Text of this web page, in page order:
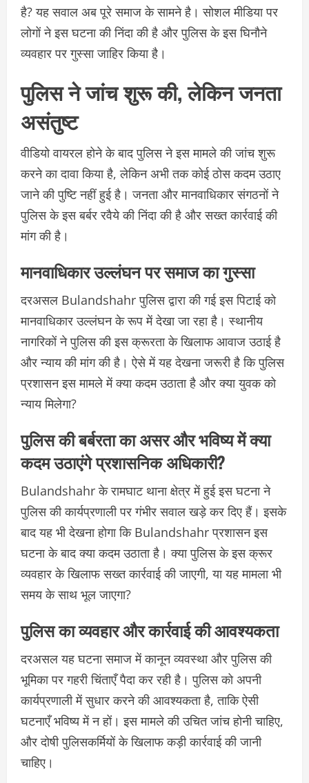
है? यह सवाल अब पूरे समाज के सामने है। सोशल मीडिया पर
लोगों ने इस घटना की निंदा की है और पुलिस के इस घिनौने
व्यवहार पर गुस्सा जाहिर किया है।
पुलिस ने जांच शुरू की, लेकिन जनता
असंतुष्ट
वीडियो वायरल होने के बाद पुलिस ने इस मामले की जांच शुरू
करने का दावा किया है, लेकिन अभी तक कोई ठोस कदम उठाए
जाने की पुष्टि नहीं हुई है। जनता और मानवाधिकार संगठनों ने
पुलिस के इस बर्बर रवैये की निंदा की है और सख्त कार्रवाई की
मांग की है।
मानवाधिकार उल्लंघन पर समाज का गुस्सा
दरअसल Bulandshahr पुलिस द्वारा की गई इस पिटाई को
मानवाधिकार उल्लंघन के रूप में देखा जा रहा है। स्थानीय
नागरिकों ने पुलिस की इस क्रूरता के खिलाफ आवाज उठाई है
और न्याय की मांग की है। ऐसे में यह देखना जरूरी है कि पुलिस
प्रशासन इस मामले में क्या कदम उठाता है और क्या युवक को
न्याय मिलेगा?
पुलिस की बर्बरता का असर और भविष्य में क्या
कदम उठाएंगे प्रशासनिक अधिकारी?
Bulandshahr के रामघाट थाना क्षेत्र में हुई इस घटना ने
पुलिस की कार्यप्रणाली पर गंभीर सवाल खड़े कर दिए हैं। इसके
बाद यह भी देखना होगा कि Bulandshahr प्रशासन इस
घटना के बाद क्या कदम उठाता है। क्या पुलिस के इस क्रूर
व्यवहार के खिलाफ सख्त कार्रवाई की जाएगी, या यह मामला भी
समय के साथ भूल जाएगा?
पुलिस का व्यवहार और कार्रवाई की आवश्यकता
दरअसल यह घटना समाज में कानून व्यवस्था और पुलिस की
भूमिका पर गहरी चिंताएँ पैदा कर रही है। पुलिस को अपनी
कार्यप्रणाली में सुधार करने की आवश्यकता है, ताकि ऐसी
घटनाएँ भविष्य में न हों। इस मामले की उचित जांच होनी चाहिए,
और दोषी पुलिसकर्मियों के खिलाफ कड़ी कार्रवाई की जानी
चाहिए।